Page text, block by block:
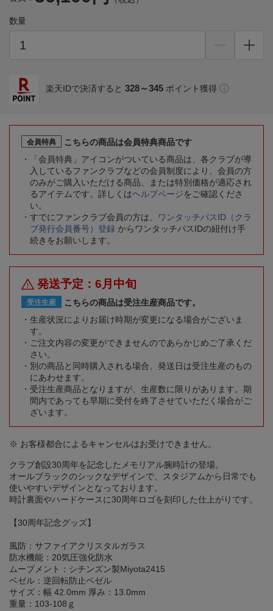
数量
楽天IDで決済すると 328～345 ポイント獲得
会員特典
こちらの商品は会員特典商品です
「会員特典」アイコンがついている商品は、各クラブが導
入しているファンクラブなどの会員制度により、会員の方
のみがご購入いただける商品、または特別価格が適応され
るアイテムです。詳しくはヘルプページをご確認くださ
い。
すでにファンクラブ会員の方は、
ワンタッチパスID（クラ
ブ発行会員番号）登録 からワンタッチパスIDの紐付け手
続きをお願いします。
発送予定：6月中旬
受注生産
こちらの商品は受注生産商品です。
生産状況によりお届け時期が変更になる場合がございま
す。
ご注文内容の変更ができませんのであらかじめご了承くだ
さい。
別の商品と同時購入される場合、発送日は受注生産のもの
にあわせます。
受注生産商品となりますが、生産数に限りがあります。期
間内であっても早期に受付を終了させていただく場合がご
ざいます。
※ お客様都合によるキャンセルはお受けできません。
クラブ創設30周年を記念したメモリアル腕時計の登場。
オールブラックのシックなデザインで、スタジアムから日常でも
使いやすいデザインとなっております。
時計裏面やハードケースに30周年ロゴを刻印した仕上がりです。
【30周年記念グッズ】
風防：サファイアクリスタルガラス
防水機能：20気圧強化防水
ムーブメント：シチンズン製Miyota2415
ベゼル：逆回転防止ベゼル
サイズ：幅 42.0mm 厚み：13.0mm
重量：103-108ｇ